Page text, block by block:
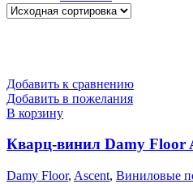
Добавить к сравнению
Добавить в пожелания
В корзину
Кварц-винил Damy Floor
Damy Floor, Ascent, Виниловые